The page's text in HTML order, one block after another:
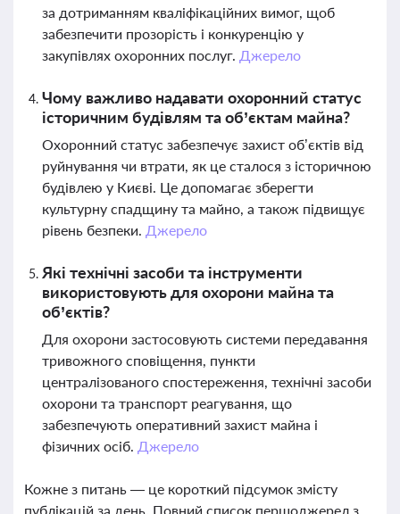
за дотриманням кваліфікаційних вимог, щоб
забезпечити прозорість і конкуренцію у
закупівлях охоронних послуг. Джерело
Чому важливо надавати охоронний статус
історичним будівлям та об’єктам майна?
Охоронний статус забезпечує захист об’єктів від
руйнування чи втрати, як це сталося з історичною
будівлею у Києві. Це допомагає зберегти
культурну спадщину та майно, а також підвищує
рівень безпеки. Джерело
Які технічні засоби та інструменти
використовують для охорони майна та
об’єктів?
Для охорони застосовують системи передавання
тривожного сповіщення, пункти
централізованого спостереження, технічні засоби
охорони та транспорт реагування, що
забезпечують оперативний захист майна і
фізичних осіб. Джерело
Кожне з питань — це короткий підсумок змісту
публікацій за день. Повний список першоджерел з